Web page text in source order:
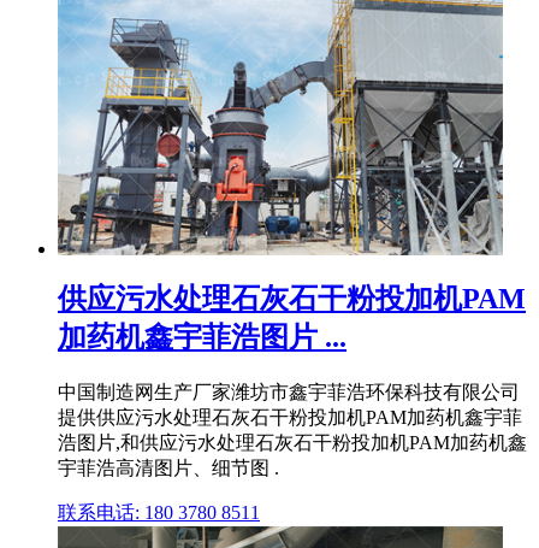
供应污水处理石灰石干粉投加机PAM
加药机鑫宇菲浩图片 ...
中国制造网生产厂家潍坊市鑫宇菲浩环保科技有限公司
提供供应污水处理石灰石干粉投加机PAM加药机鑫宇菲
浩图片,和供应污水处理石灰石干粉投加机PAM加药机鑫
宇菲浩高清图片、细节图 .
联系电话: 180 3780 8511